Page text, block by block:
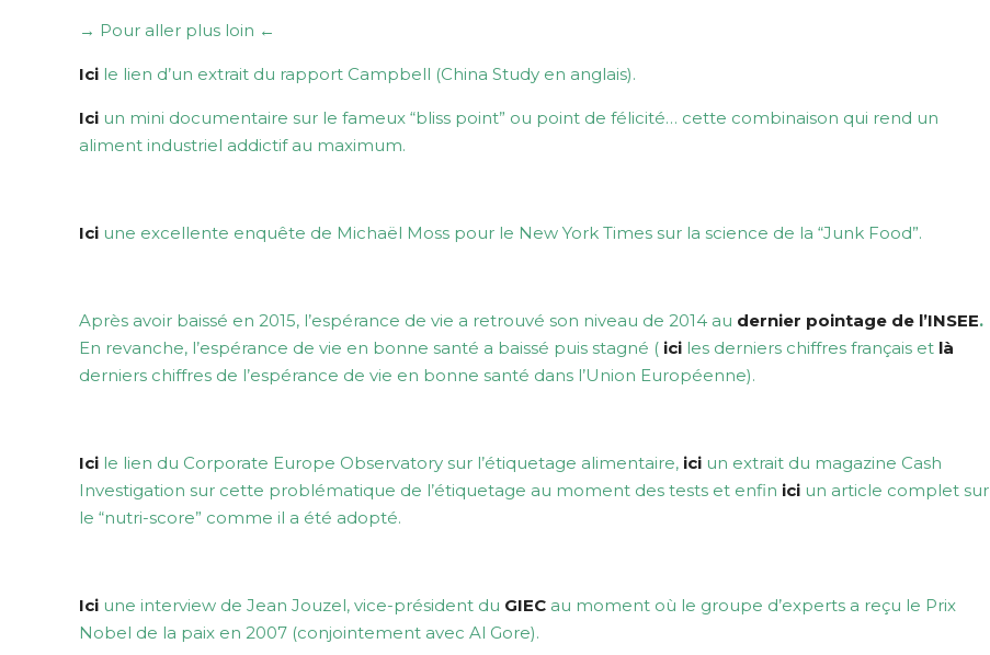
→ Pour aller plus loin ←
Ici le lien d’un extrait du rapport Campbell (China Study en anglais).
Ici un mini documentaire sur le fameux “bliss point” ou point de félicité… cette combinaison qui rend un
aliment industriel addictif au maximum.
Ici une excellente enquête de Michaël Moss pour le New York Times sur la science de la “Junk Food”.
Après avoir baissé en 2015, l’espérance de vie a retrouvé son niveau de 2014 au dernier pointage de l’INSEE.
En revanche, l’espérance de vie en bonne santé a baissé puis stagné ( ici les derniers chiffres français et là
derniers chiffres de l’espérance de vie en bonne santé dans l’Union Européenne).
Ici le lien du Corporate Europe Observatory sur l’étiquetage alimentaire, ici un extrait du magazine Cash
Investigation sur cette problématique de l’étiquetage au moment des tests et enfin ici un article complet sur
le “nutri-score” comme il a été adopté.
Ici une interview de Jean Jouzel, vice-président du GIEC au moment où le groupe d’experts a reçu le Prix
Nobel de la paix en 2007 (conjointement avec Al Gore).